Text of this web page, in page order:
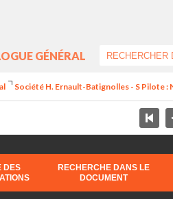
GÉNÉRAL
Société H. Ernault-Batignolles - S Pilote
DES
RECHERCHE DANS LE
DOCUMENT